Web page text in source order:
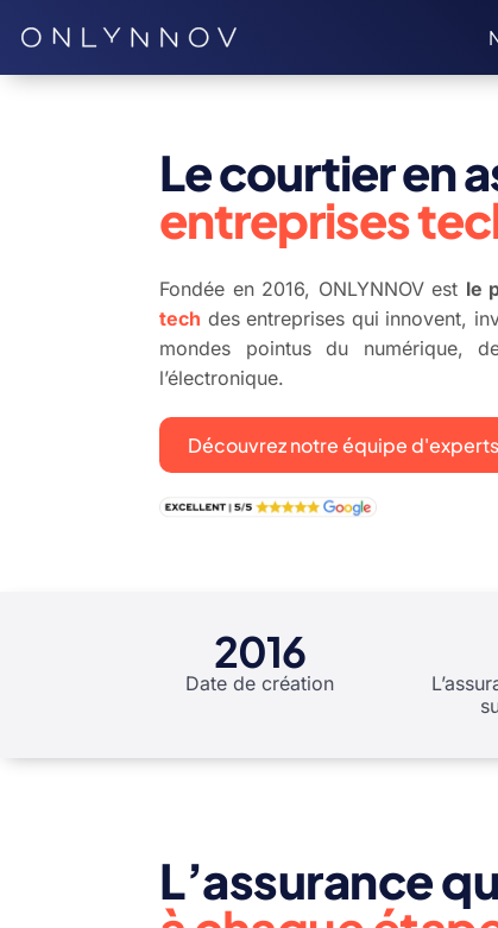
Le courtier en
entreprises
Fondée en 2016, ONLYNNOV est le
tech des entreprises qui innovent,
mondes pointus du numérique,
l’électronique.
Découvrez notre équipe d'experts
2016
Date de création
L’assurance